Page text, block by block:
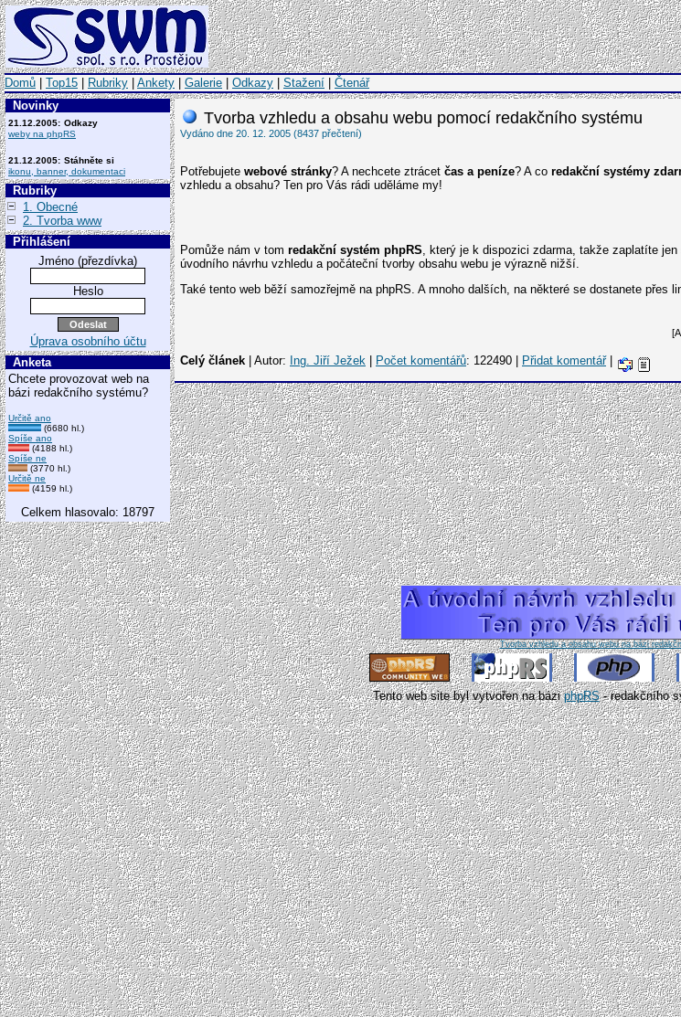
Domů
Top15 Rubriky Ankety Galerie Odkazy Stažení Čtenář
Novinky
21.12.2005: Odkazy
weby na phpRS
21.12.2005: Stáhněte si
ikonu, banner, dokumentaci
Rubriky
1. Obecné
2. Tvorba www
Přihlášení
Jméno (přezdívka)
Heslo
Úprava osobního účtu
Anketa
Chcete provozovat web na
bázi redakčního systému?
Určitě ano
(6680 hl.)
Spíše ano
(4188 hl.)
Spíše ne
(3770 hl.)
Určitě ne
(4159 hl.)
Celkem hlasovalo: 18797
Tvorba vzhledu a obsahu webu pomocí redakčního systému
Vydáno dne 20. 12. 2005 (8437 přečtení)
Potřebujete webové stránky? A nechcete ztrácet čas a peníze? A co redakční systémy
vzhledu a obsahu? Ten pro Vás rádi uděláme my!
Pomůže nám v tom redakční systém phpRS, který je k dispozici zdarma, takže zaplatíte
úvodního návrhu vzhledu a počáteční tvorby obsahu webu je výrazně nižší.
Také tento web běží samozřejmě na phpRS. A mnoho dalších, na některé se dostanete přes
Celý článek | Autor: Ing. Jiří Ježek Počet komentářů: 122490 | Přidat komentář|
Tvorba vzhledu a obsahu webu na bázi
Tento web site byl vytvořen na báziphpRS- redakčního